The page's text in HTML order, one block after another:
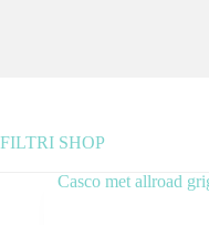
FILTRI SHOP